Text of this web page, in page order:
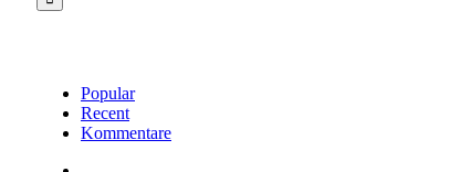
Popular
Recent
Kommentare